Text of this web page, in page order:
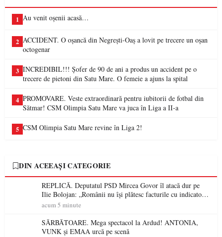
1 Au venit oșenii acasă…
2 ACCIDENT. O oșancă din Negrești-Oaș a lovit pe trecere un oșan
octogenar
3 INCREDIBIL!!! Șofer de 90 de ani a produs un accident pe o
trecere de pietoni din Satu Mare. O femeie a ajuns la spital
4 PROMOVARE. Veste extraordinară pentru iubitorii de fotbal din
Sătmar! CSM Olimpia Satu Mare va juca în Liga a II-a
5 CSM Olimpia Satu Mare revine în Liga 2!
DIN ACEEAȘI CATEGORIE
REPLICĂ. Deputatul PSD Mircea Govor îl atacă dur pe
Ilie Bolojan: „Românii nu își plătesc facturile cu indicatori
economici”
acum 5 minute
SĂRBĂTOARE. Mega spectacol la Ardud! ANTONIA,
VUNK și EMAA urcă pe scenă